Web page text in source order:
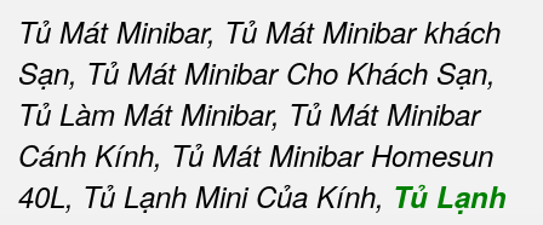
Tủ Mát Minibar, Tủ Mát Minibar khách
Sạn, Tủ Mát Minibar Cho Khách Sạn,
Tủ Làm Mát Minibar, Tủ Mát Minibar
Cánh Kính, Tủ Mát Minibar Homesun
40L, Tủ Lạnh Mini Của Kính, Tủ Lạnh